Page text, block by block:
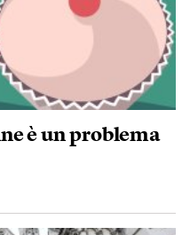
è un problema